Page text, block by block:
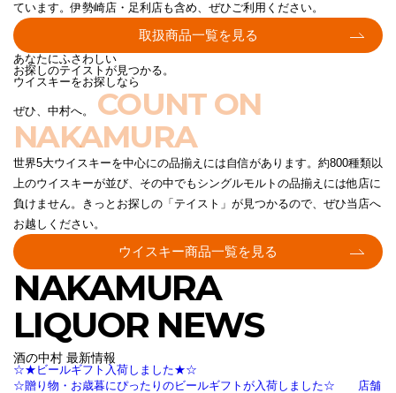
ています。伊勢崎店・足利店も含め、ぜひご利用ください。
取扱商品一覧を見る
あなたにふさわしい
お探しのテイストが見つかる。
ウイスキーをお探しなら
ぜひ、中村へ。 COUNT ON
NAKAMURA
世界5大ウイスキーを中心にの品揃えには自信があります。約800種類以
上のウイスキーが並び、その中でもシングルモルトの品揃えには他店に
負けません。きっとお探しの「テイスト」が見つかるので、ぜひ当店へ
お越しください。
ウイスキー商品一覧を見る
NAKAMURA
LIQUOR NEWS
酒の中村 最新情報
☆★ビールギフト入荷しました★☆
☆贈り物・お歳暮にぴったりのビールギフトが入荷しました☆ 店舗